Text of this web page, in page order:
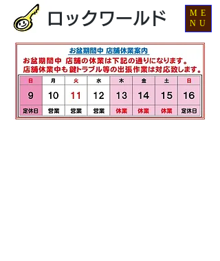
ロックワールド
ME
NU